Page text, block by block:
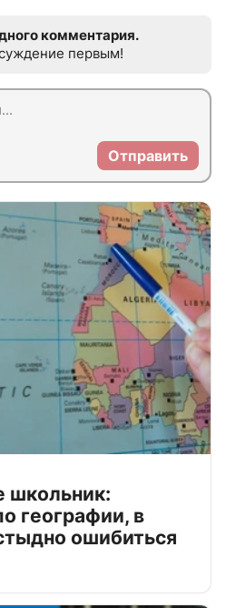
комментария.
первым!
Отправить
школьник:
географии, в
ошибиться